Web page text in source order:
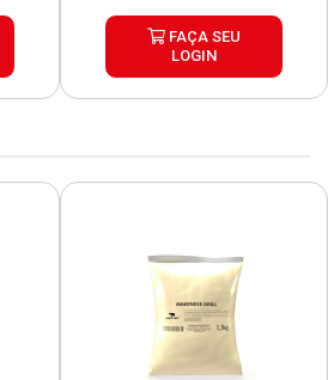
FAÇA SEU
LOGIN